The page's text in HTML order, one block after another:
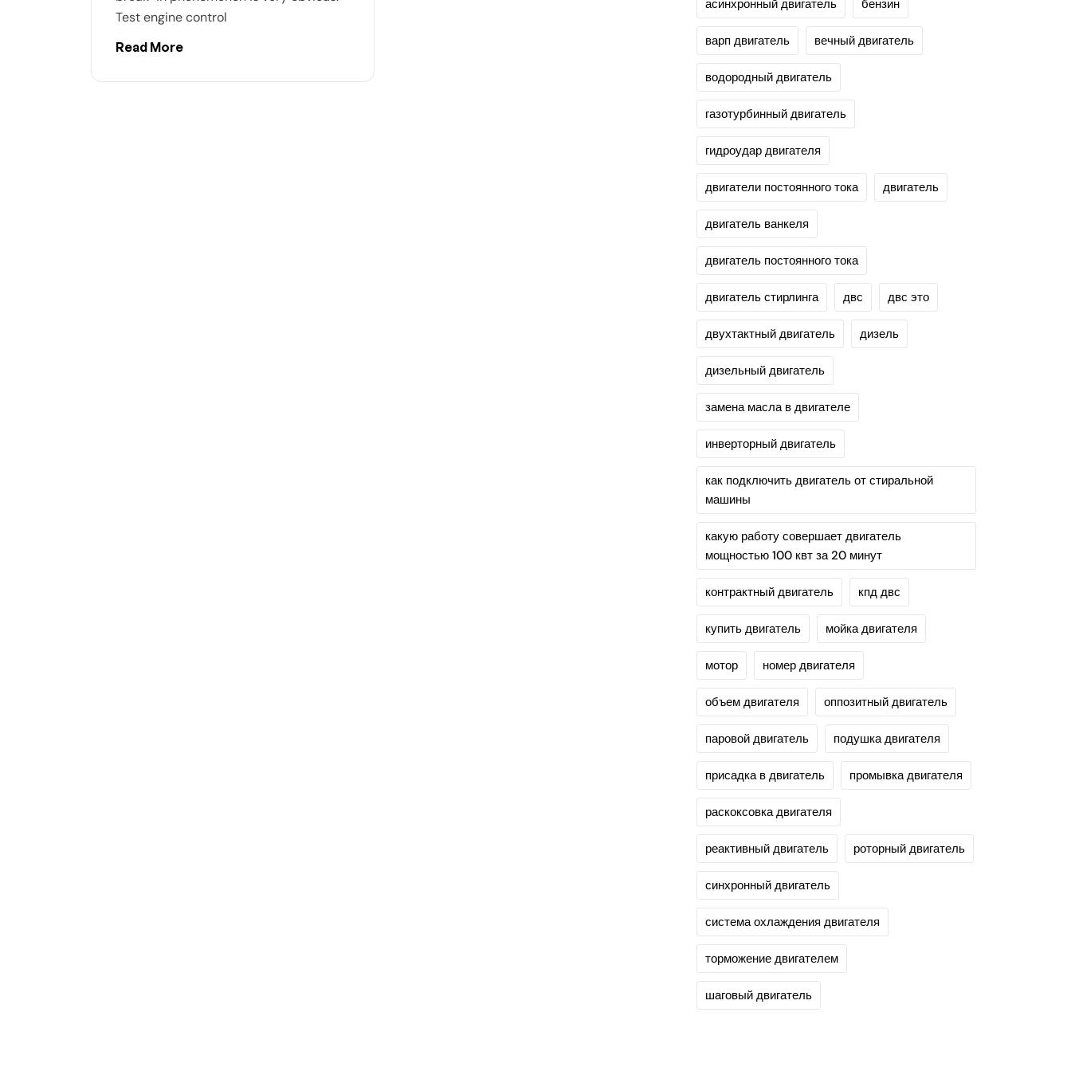
Test engine control
Read More
асинхронный двигатель бензин
варп двигатель вечный двигатель
водородный двигатель
газотурбинный двигатель
гидроудар двигателя
двигатели постоянного тока двигатель
двигатель ванкеля
двигатель постоянного тока
двигатель стирлинга двс двс это
двухтактный двигатель дизель
дизельный двигатель
замена масла в двигателе
инверторный двигатель
как подключить двигатель от стиральной
машины
какую работу совершает двигатель
мощностью 100 квт за 20 минут
контрактный двигатель кпд двс
купить двигатель мойка двигателя
мотор номер двигателя
объем двигателя оппозитный двигатель
паровой двигатель подушка двигателя
присадка в двигатель промывка двигателя
раскоксовка двигателя
реактивный двигатель роторный двигатель
синхронный двигатель
система охлаждения двигателя
торможение двигателем
шаговый двигатель